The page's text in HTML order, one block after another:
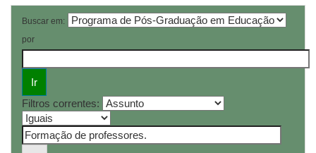
Buscar em:
por
Filtros correntes: